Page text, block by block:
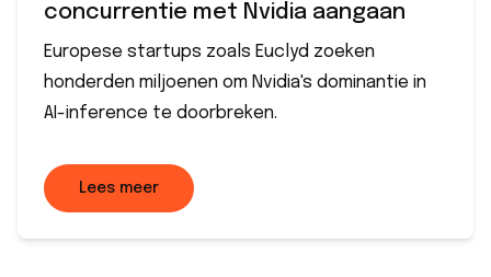
concurrentie met Nvidia aangaan
Europese startups zoals Euclyd zoeken
honderden miljoenen om Nvidia's dominantie in
AI-inference te doorbreken.
Lees meer